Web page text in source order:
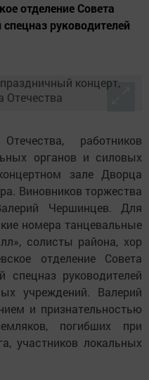
отделение Совета
руководителей
работников
органов и силовых
зале Дворца
Виновников торжества
Чершинцев. Для
номера танцевальные
солисты района, хор
отделение Совета
спецназ руководителей
учреждений. Валерий
и признательностью
погибших при
участников локальных